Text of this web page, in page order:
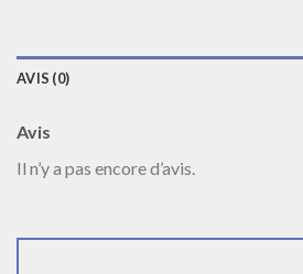
AVIS (0)
Avis
Il n’y a pas encore d’avis.